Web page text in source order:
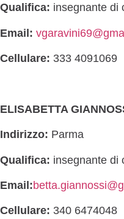
Qualifica: insegnante di
Email:
Cellulare: 333 4091069
ELISABETTA
Indirizzo: Parma
Qualifica: insegnante di
Email:
Cellulare: 340 6474048